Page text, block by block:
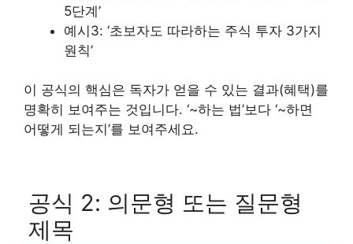
5단계’
예시3: ‘초보자도 따라하는 주식 투자 3가지
원칙’
이 공식의 핵심은 독자가 얻을 수 있는 결과(혜택)를
명확히 보여주는 것입니다. ‘~하는 법’보다 ‘~하면
어떻게 되는지’를 보여주세요.
공식 2: 의문형 또는 질문형
제목